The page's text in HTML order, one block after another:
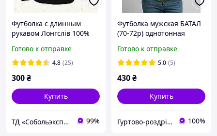
Футболка с длинным
рукавом Лонгслів 100%
Готово к отправке
4.8 (25)
300₴
Купить
ТД «Собольэкспресс» 99%
Футболка мужская БАТАЛ
(70-72p) однотонная
Готово к отправке
5.0 (5)
430₴
Купить
Гуртово-роздрібний магазин KAOshop 100%